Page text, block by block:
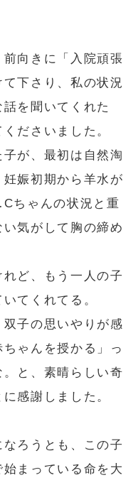
向きに「入院頑張
下さり、私の状況
を聞いてくれた
ださいました。
が、最初は自然淘
娠初期から羊水が
ちゃんの状況と重
気がして胸の締め
ど、もう一人の子
てくれてる。
子の思いやりが感
ゃんを授かる」っ
と、素晴らしい奇
感謝しました。
ろうとも、この子
まっている命を大